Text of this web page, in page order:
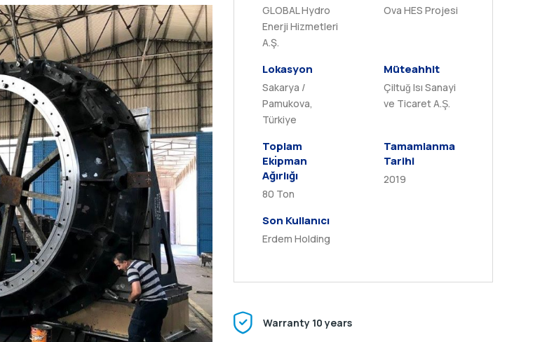
GLOBAL Hydro
Enerji Hizmetleri
A.Ş.
Ova HES Projesi
Lokasyon
Sakarya /
Pamukova,
Türkiye
Müteahhit
Çiltuğ Isı Sanayi
ve Ticaret A.Ş.
Toplam
Ekı̇pman
Ağırlığı
80 Ton
Tamamlanma
Tarihi
2019
Son Kullanıcı
Erdem Holding
Warranty 10 years